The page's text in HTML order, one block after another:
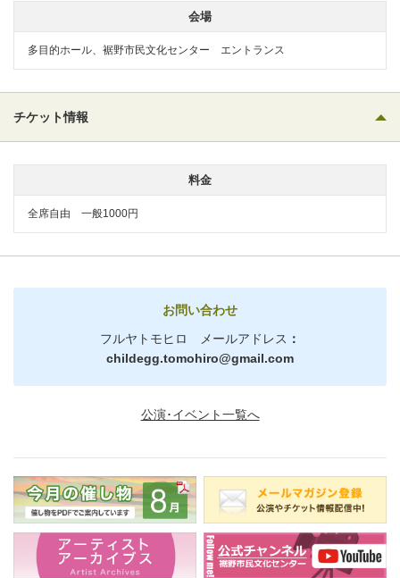
会場
多目的ホール、裾野市民文化センター エントランス
チケット情報
料金
全席自由 一般1000円
お問い合わせ
フルヤトモヒロ メールアドレス ：
childegg.tomohiro@gmail.com
公演･イベント一覧へ